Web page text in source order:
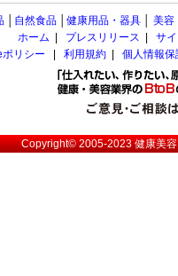
自然食品 健康用品・器具 美容
ホーム
プレスリリース
サ
リシー
利用規約 個人情報
Copyright© 2005-2023健康美